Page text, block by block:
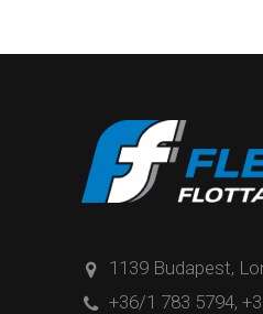
1139 Budapest,
+36/1 783 5794,